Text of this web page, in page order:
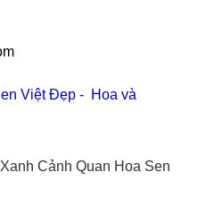
Việt Đẹp - Hoa và
Cảnh Quan Hoa Sen